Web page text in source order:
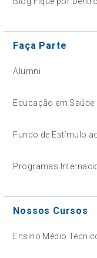
Faça Parte
Alumni
Educação em
Fundo de Estímulo
Programas
Nossos Cursos
Ensino Médio